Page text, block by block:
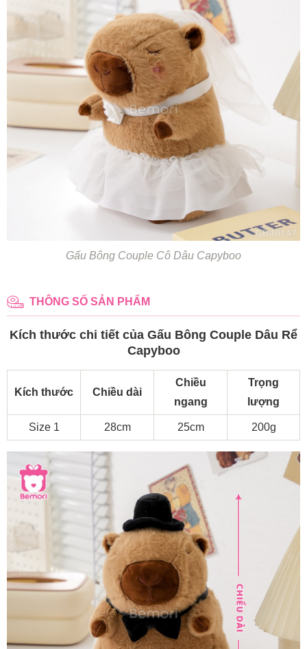
Gấu Bông Couple Cô Dâu Capyboo
THÔNG SỐ SẢN PHẨM
Kích thước chi tiết của Gấu Bông Couple Dâu Rể
Capyboo
Kích thước Chiều dài
Chiều
ngang
Trọng
lượng
Size 1 28cm 25cm 200g